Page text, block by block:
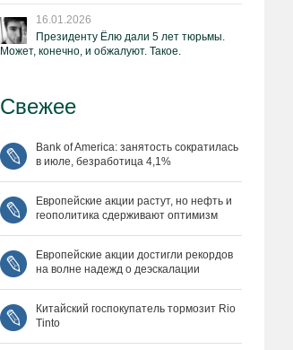
16.01.2026
Президенту Ёлю дали 5 лет тюрьмы.
Может, конечно, и обжалуют. Такое.
Свежее
Bank of America: занятость сократилась
в июле, безработица 4,1%
Европейские акции растут, но нефть и
геополитика сдерживают оптимизм
Европейские акции достигли рекордов
на волне надежд о деэскалации
Китайский госпокупатель тормозит Rio
Tinto